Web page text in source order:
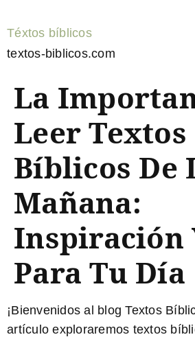
Téxtos bíblicos
textos-biblicos.com
La
Leer Textos
Bíblicos De
Mañana:
Inspiración
Para Tu Día
¡Bienvenidos al blog Textos
artículo exploraremos textos